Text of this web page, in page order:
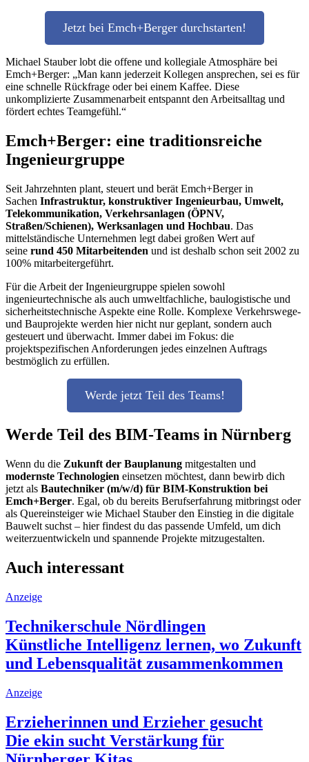
Jetzt bei Emch+Berger durchstarten!
Michael Stauber lobt die offene und kollegiale Atmosphäre bei
Emch+Berger: „Man kann jederzeit Kollegen ansprechen, sei es für
eine schnelle Rückfrage oder bei einem Kaffee. Diese
unkomplizierte Zusammenarbeit entspannt den Arbeitsalltag und
fördert echtes Teamgefühl.“
Emch+Berger: eine traditionsreiche
Ingenieurgruppe
Seit Jahrzehnten plant, steuert und berät Emch+Berger in
Sachen Infrastruktur, konstruktiver Ingenieurbau, Umwelt,
Telekommunikation, Verkehrsanlagen (ÖPNV,
Straßen/Schienen), Werksanlagen und Hochbau. Das
mittelständische Unternehmen legt dabei großen Wert auf
seine rund 450 Mitarbeitenden und ist deshalb schon seit 2002 zu
100% mitarbeitergeführt.
Für die Arbeit der Ingenieurgruppe spielen sowohl
ingenieurtechnische als auch umweltfachliche, baulogistische und
sicherheitstechnische Aspekte eine Rolle. Komplexe Verkehrswege-
und Bauprojekte werden hier nicht nur geplant, sondern auch
gesteuert und überwacht. Immer dabei im Fokus: die
projektspezifischen Anforderungen jedes einzelnen Auftrags
bestmöglich zu erfüllen.
Werde jetzt Teil des Teams!
Werde Teil des BIM-Teams in Nürnberg
Wenn du die Zukunft der Bauplanung mitgestalten und
modernste Technologien einsetzen möchtest, dann bewirb dich
jetzt als Bautechniker (m/w/d) für BIM-Konstruktion bei
Emch+Berger. Egal, ob du bereits Berufserfahrung mitbringst oder
als Quereinsteiger wie Michael Stauber den Einstieg in die digitale
Bauwelt suchst – hier findest du das passende Umfeld, um dich
weiterzuentwickeln und spannende Projekte mitzugestalten.
Auch interessant
Anzeige
Technikerschule Nördlingen
Künstliche Intelligenz lernen, wo Zukunft
und Lebensqualität zusammenkommen
Anzeige
Erzieherinnen und Erzieher gesucht
Die ekin sucht Verstärkung für